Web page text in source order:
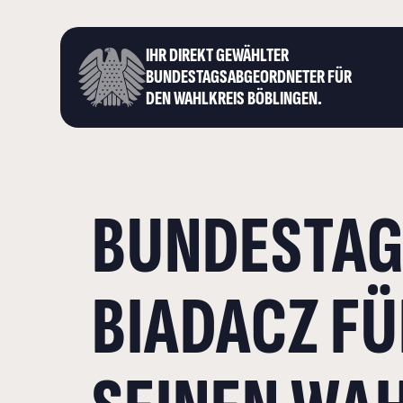
IHR DIREKT GEWÄHLTER
BUNDESTAGS­ABGEORDNETER FÜR
DEN WAHLKREIS BÖBLINGEN.
BIADACZ